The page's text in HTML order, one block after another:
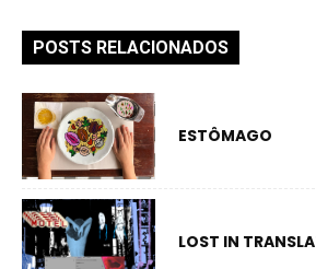
POSTS RELACIONADOS
ESTÔMAGO
LOST IN